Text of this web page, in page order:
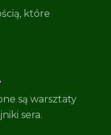
które
są warsztaty
sera.